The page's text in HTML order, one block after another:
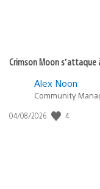
Crimson Moon
Alex Noon
Community
Date
04/08/2026 4